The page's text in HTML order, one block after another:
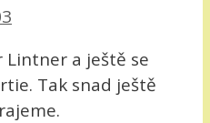
Lintner a ještě se
Tak snad ještě